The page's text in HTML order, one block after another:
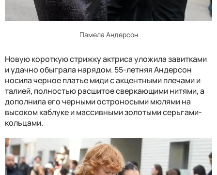
Памела Андерсон
Новую короткую стрижку актриса уложила завитками
и удачно обыграла нарядом. 55-летняя Андерсон
носила черное платье миди с акцентными плечами и
талией, полностью расшитое сверкающими нитями, а
дополнила его черными остроносыми мюлями на
высоком каблуке и массивными золотыми серьгами-
кольцами.